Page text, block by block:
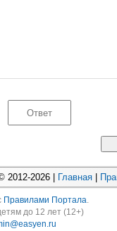
2012-2026 | Главная
Правилами Портала.
до 12 лет (12+)